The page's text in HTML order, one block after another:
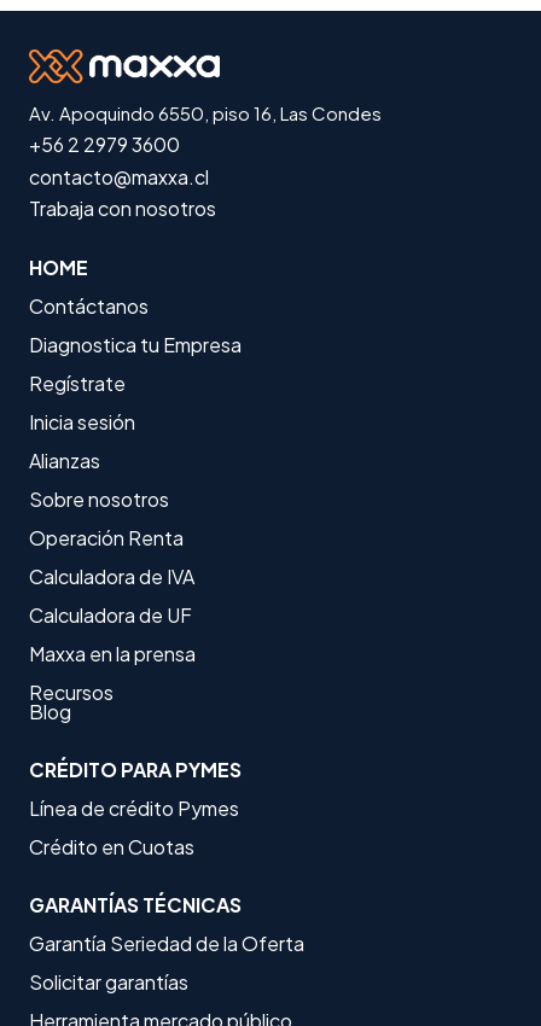
Av. Apoquindo 6550, piso 16, Las Condes
+56 2 2979 3600
contacto@maxxa.cl
Trabaja con nosotros
HOME
Contáctanos
Diagnostica tu Empresa
Regístrate
Inicia sesión
Alianzas
Sobre nosotros
Operación Renta
Calculadora de IVA
Calculadora de UF
Maxxa en la prensa
Recursos
Blog
CRÉDITO PARA PYMES
Línea de crédito Pymes
Crédito en Cuotas
GARANTÍAS TÉCNICAS
Garantía Seriedad de la Oferta
Solicitar garantías
Herramienta mercado público